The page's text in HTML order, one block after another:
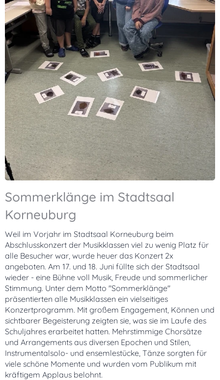
Sommerklänge im Stadtsaal
Korneuburg
Weil im Vorjahr im Stadtsaal Korneuburg beim
Abschlusskonzert der Musikklassen viel zu wenig Platz für
alle Besucher war, wurde heuer das Konzert 2x
angeboten. Am 17. und 18. Juni füllte sich der Stadtsaal
wieder - eine Bühne voll Musik, Freude und sommerlicher
Stimmung. Unter dem Motto "Sommerklänge"
präsentierten alle Musikklassen ein vielseitiges
Konzertprogramm. Mit großem Engagement, Können und
sichtbarer Begeisterung zeigten sie, was sie im Laufe des
Schuljahres erarbeitet hatten. Mehrstimmige Chorsätze
und Arrangements aus diversen Epochen und Stilen,
Instrumentalsolo- und ensemlestücke, Tänze sorgten für
viele schöne Momente und wurden vom Publikum mit
kräftigem Applaus belohnt.